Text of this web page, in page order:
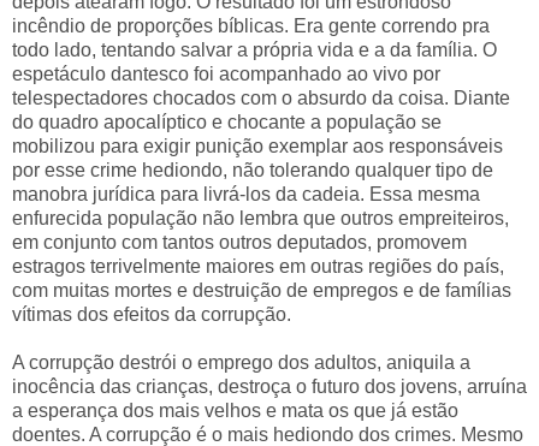
incêndio de proporções bíblicas. Era gente correndo pra
todo lado, tentando salvar a própria vida e a da família. O
espetáculo dantesco foi acompanhado ao vivo por
telespectadores chocados com o absurdo da coisa. Diante
do quadro apocalíptico e chocante a população se
mobilizou para exigir punição exemplar aos responsáveis
por esse crime hediondo, não tolerando qualquer tipo de
manobra jurídica para livrá-los da cadeia. Essa mesma
enfurecida população não lembra que outros empreiteiros,
em conjunto com tantos outros deputados, promovem
estragos terrivelmente maiores em outras regiões do país,
com muitas mortes e destruição de empregos e de famílias
vítimas dos efeitos da corrupção.
A corrupção destrói o emprego dos adultos, aniquila a
inocência das crianças, destroça o futuro dos jovens, arruína
a esperança dos mais velhos e mata os que já estão
doentes. A corrupção é o mais hediondo dos crimes. Mesmo